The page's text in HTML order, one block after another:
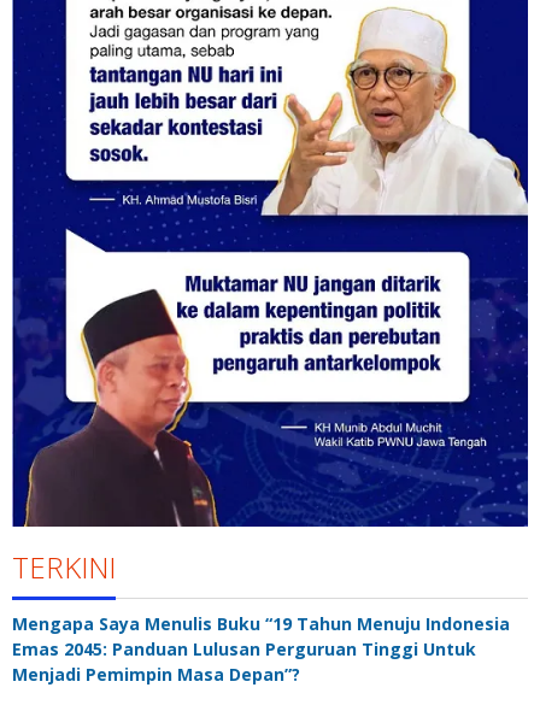
TERKINI
Mengapa Saya Menulis Buku “19 Tahun Menuju Indonesia
Emas 2045: Panduan Lulusan Perguruan Tinggi Untuk
Menjadi Pemimpin Masa Depan”?